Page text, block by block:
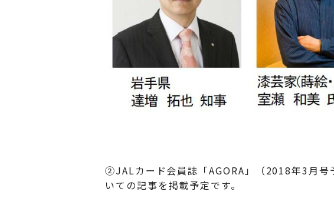
②JALカード会員誌「AGORA」（2018年3月号
いての記事を掲載予定です。